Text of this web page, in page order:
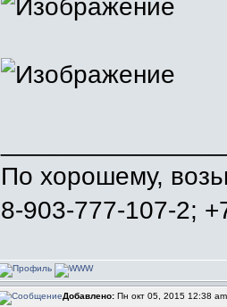
По хорошему,
8-903-777-107-2;
Добавлено: Пн окт 05, 2015 12:38